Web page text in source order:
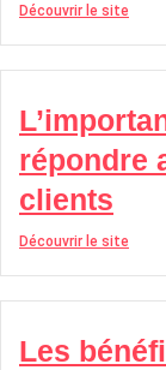
Découvrir le site
répondre
clients
Découvrir le site
Les